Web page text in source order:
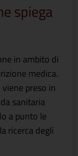
spiega
in ambito di
medica.
preso in
sanitaria
a punto le
ricerca degli